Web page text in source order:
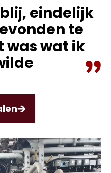
eindelijk
te
was wat ik